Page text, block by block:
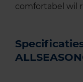
comfortabel wil